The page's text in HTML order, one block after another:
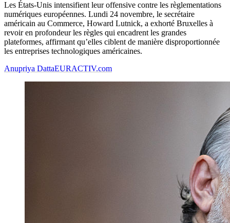
Les États-Unis intensifient leur offensive contre les règlementations
numériques européennes. Lundi 24 novembre, le secrétaire
américain au Commerce, Howard Lutnick, a exhorté Bruxelles à
revoir en profondeur les règles qui encadrent les grandes
plateformes, affirmant qu’elles ciblent de manière disproportionnée
les entreprises technologiques américaines.
Anupriya DattaEURACTIV.com